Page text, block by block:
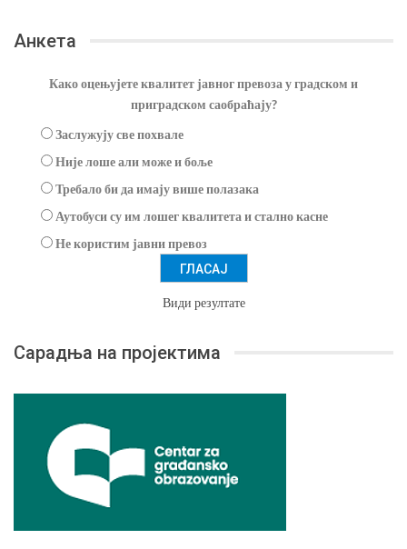
Анкета
Како оцењујете квалитет јавног превоза у градском и
приградском саобраћају?
Заслужују све похвале
Није лоше али може и боље
Требало би да имају више полазака
Аутобуси су им лошег квалитета и стално касне
Не користим јавни превоз
Види резултате
Сарадња на пројектима